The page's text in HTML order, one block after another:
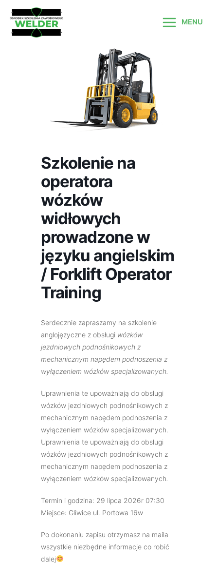
content
MAIN
MENU
Szkolenie na
operatora
wózków
widłowych
prowadzone w
języku angielskim
/ Forklift Operator
Training
Serdecznie zapraszamy na szkolenie
anglojęzyczne z obsługi wózków
jezdniowych podnośnikowych z
mechanicznym napędem podnoszenia z
wyłączeniem wózków specjalizowanych.
Uprawnienia te upoważniają do obsługi
wózków jezdniowych podnośnikowych z
mechanicznym napędem podnoszenia z
wyłączeniem wózków specjalizowanych.
Uprawnienia te upoważniają do obsługi
wózków jezdniowych podnośnikowych z
mechanicznym napędem podnoszenia z
wyłączeniem wózków specjalizowanych.
Termin i godzina: 29 lipca 2026r 07:30
Miejsce: Gliwice ul. Portowa 16w
Po dokonaniu zapisu otrzymasz na maila
wszystkie niezbędne informacje co robić
dalej